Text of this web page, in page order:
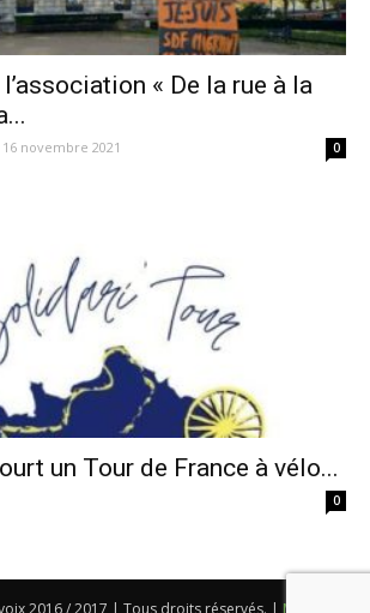
voix
« De la rue à la
16 novembre 2021 0
un Tour de France à vélo...
0
2016 / 2017 | Tous droits réservés. | Mentions